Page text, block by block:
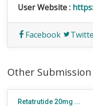
User Website :
Facebook
Other
Retatrutide 20mg ...